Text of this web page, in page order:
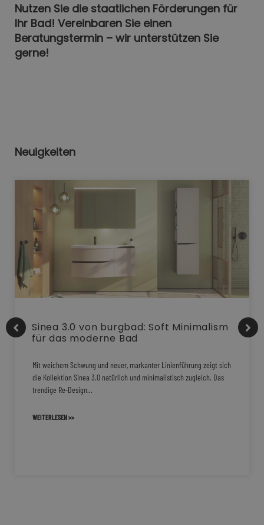
Nutzen Sie die staatlichen Förderungen für
Ihr Bad! Vereinbaren Sie einen
Beratungstermin – wir unterstützen Sie
gerne!
Neuigkeiten
Sinea 3.0 von burgbad: Soft Minimalism
für das moderne Bad
Mit weichem Schwung und neuer, markanter Linienführung zeigt sich
die Kollektion Sinea 3.0 natürlich und minimalistisch zugleich. Das
trendige Re-Design…
WEITERLESEN >>